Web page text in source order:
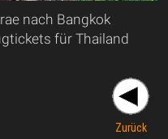
nach Bangkok
für Thailand
Zurück